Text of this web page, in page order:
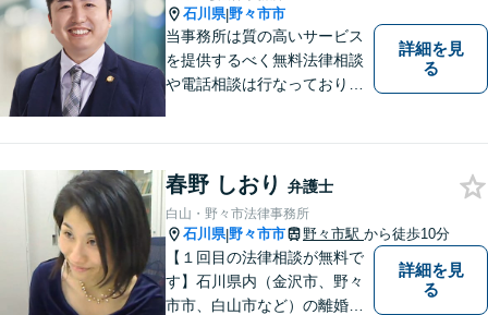
石川県|野々市市
当事務所は質の高いサービス
を提供するべく無料法律相談
や電話相談は行なっておりま
回収「スピード対応」／企業
法務「顧問契約も可能」【夜
間・休日面談可】【完全個
室】
詳細を見
る
春野 しおり 弁護士
白山・野々市法律事務所
石川県|野々市市 野々市駅 から徒歩10分
【１回目の法律相談が無料で
す】石川県内（金沢市、野々
市市、白山市など）の離婚、
詳細を見
る